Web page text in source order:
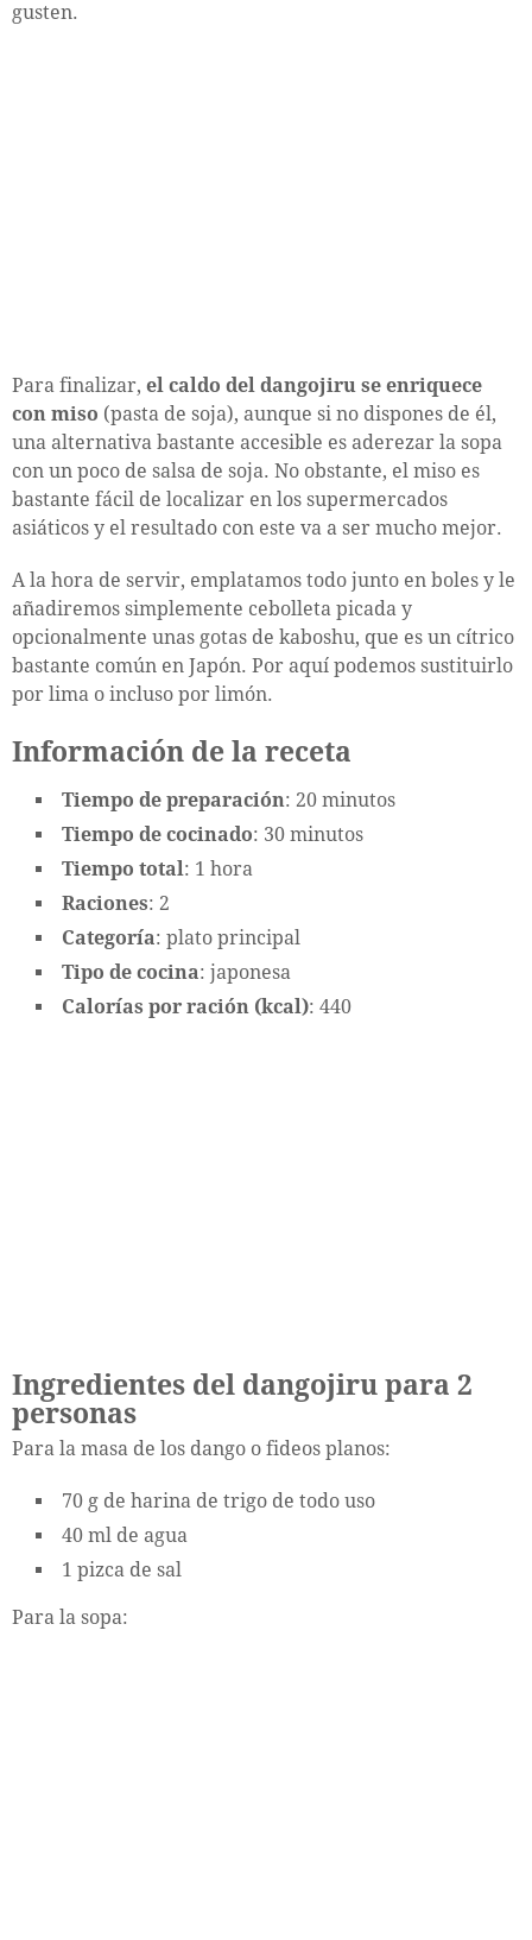
gusten.
Para finalizar, el caldo del dangojiru se enriquece
con miso (pasta de soja), aunque si no dispones de él,
una alternativa bastante accesible es aderezar la sopa
con un poco de salsa de soja. No obstante, el miso es
bastante fácil de localizar en los supermercados
asiáticos y el resultado con este va a ser mucho mejor.
A la hora de servir, emplatamos todo junto en boles y le
añadiremos simplemente cebolleta picada y
opcionalmente unas gotas de kaboshu, que es un cítrico
bastante común en Japón. Por aquí podemos sustituirlo
por lima o incluso por limón.
Información de la receta
Tiempo de preparación: 20 minutos
Tiempo de cocinado: 30 minutos
Tiempo total: 1 hora
Raciones: 2
Categoría: plato principal
Tipo de cocina: japonesa
Calorías por ración (kcal): 440
Ingredientes del dangojiru para 2
personas
Para la masa de los dango o fideos planos:
70 g de harina de trigo de todo uso
40 ml de agua
1 pizca de sal
Para la sopa: